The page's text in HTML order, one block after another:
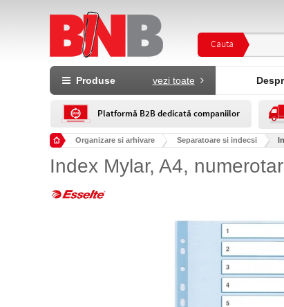
Cauta
Produse vezi toate
Platformă B2B dedicată companiilor
Organizare si arhivare Separatoare si indecsi
Index Mylar, A4,